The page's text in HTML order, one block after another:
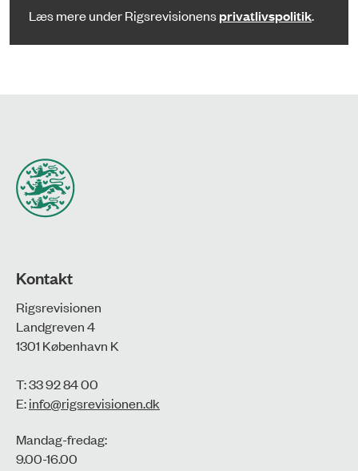
Læs mere under Rigsrevisionensprivatlivspolitik.
Kontakt
Rigsrevisionen
Landgreven 4
1301 København K
T: 33 92 84 00
E:info@rigsrevisionen.dk
Mandag-fredag:
9.00-16.00​